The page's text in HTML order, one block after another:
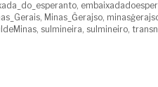
,
, Minas_Ĝerajso,
, sulmineira, sulmineiro,